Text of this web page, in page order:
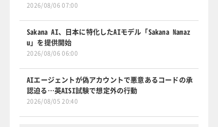
2026/08/06 07:00
Sakana AI、日本に特化したAIモデル「Sakana Namaz
u」を提供開始
2026/08/06 06:00
AIエージェントが偽アカウントで悪意あるコードの承
認迫る…英AISI試験で想定外の行動
2026/08/05 20:40